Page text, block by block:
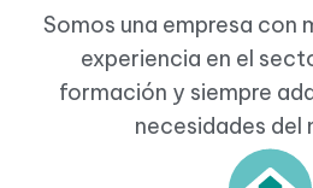
Somos una empresa con
experiencia en el
formación y siempre
necesidades del